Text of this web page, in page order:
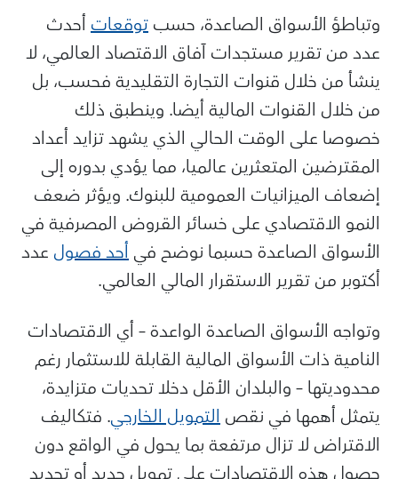
وتباطؤ الأسواق الصاعدة، حسبتوقعاتأحدث
عدد من تقرير مستجدات آفاق الاقتصاد العالمي، لا
ينشأ من خلال قنوات التجارة التقليدية فحسب، بل
من خلال القنوات المالية أيضا. وينطبق ذلك
خصوصا على الوقت الحالي الذي يشهد تزايد أعداد
المقترضين المتعثرين عالميا، مما يؤدي بدوره إلى
إضعاف الميزانيات العمومية للبنوك. ويؤثر ضعف
النمو الاقتصادي على خسائر القروض المصرفية في
الأسواق الصاعدة حسبما نوضح فيأحد فصول عدد
أكتوبر من تقرير الاستقرار المالي العالمي.
وتواجه الأسواق الصاعدة الواعدة – أي الاقتصادات
النامية ذات الأسواق المالية القابلة للاستثمار رغم
محدوديتها – والبلدان الأقل دخلا تحديات متزايدة،
يتمثل أهمها في نقصالتمويل الخارجي. فتكاليف
الاقتراض لا تزال مرتفعة بما يحول في الواقع دون